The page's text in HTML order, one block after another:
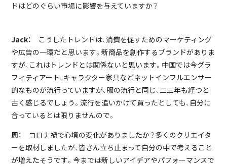
ドはどのぐらい市場に影響を与えていますか？
Jack：
こうしたトレンドは、消費を促すためのマーケティング
や広告の一環だと思います。新商品を創作するブランドがありま
すが、これはトレンドとは関係ないと思います。中国では今グラ
フィティアート、キャラクター家具などネットインフルエンサー
的なものが流行っていますが、服の流行と同じ、二三年も経つと
古く感じるでしょう。流行を追いかけて買ったとしても、自分に
合っているとは限りませんので。
周：
コロナ禍で心境の変化がありましたか？多くのクリエイタ
ーを取材しましたが、皆さん立ち止まって自分の中で考えること
が増えたそうです。今までは新しいアイデアやパフォーマンスで